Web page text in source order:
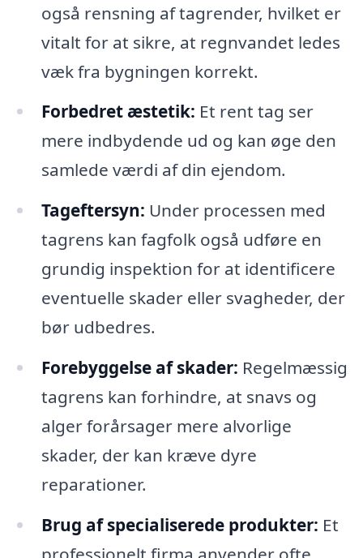
også rensning af tagrender, hvilket er
vitalt for at sikre, at regnvandet ledes
væk fra bygningen korrekt.
Forbedret æstetik: Et rent tag ser
mere indbydende ud og kan øge den
samlede værdi af din ejendom.
Tageftersyn: Under processen med
tagrens kan fagfolk også udføre en
grundig inspektion for at identificere
eventuelle skader eller svagheder, der
bør udbedres.
Forebyggelse af skader: Regelmæssig
tagrens kan forhindre, at snavs og
alger forårsager mere alvorlige
skader, der kan kræve dyre
reparationer.
Brug af specialiserede produkter: Et